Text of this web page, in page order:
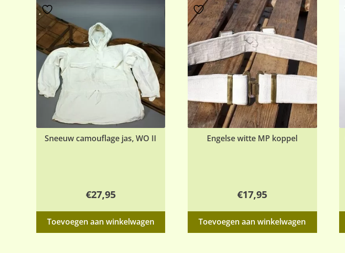
Sneeuw camouflage jas, WO II
€27,95
Toevoegen aan winkelwagen
Engelse witte MP koppel
€17,95
Toevoegen aan winkelwagen